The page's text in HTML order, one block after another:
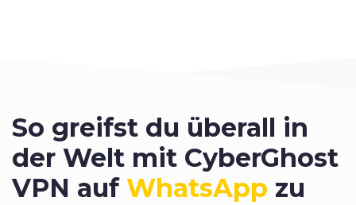
So greifst du überall in
der Welt mit CyberGhost
VPN auf WhatsApp zu